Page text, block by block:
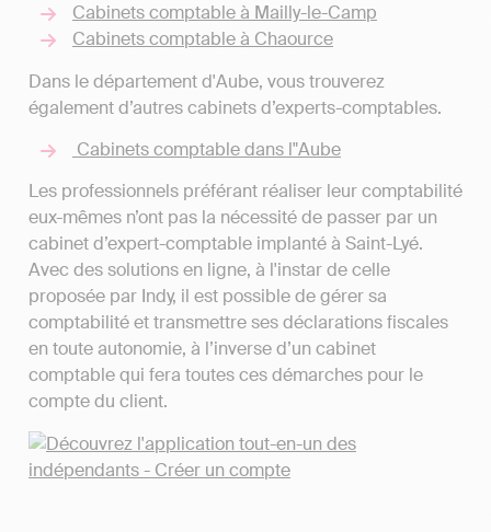
Cabinets comptable à Mailly-le-Camp
Cabinets comptable à Chaource
Dans le département d'Aube, vous trouverez
également d’autres cabinets d’experts-comptables.
Cabinets comptable dans l"Aube
Les professionnels préférant réaliser leur comptabilité
eux-mêmes n’ont pas la nécessité de passer par un
cabinet d’expert-comptable implanté à Saint-Lyé.
Avec des solutions en ligne, à l'instar de celle
proposée par Indy, il est possible de gérer sa
comptabilité et transmettre ses déclarations fiscales
en toute autonomie, à l’inverse d’un cabinet
comptable qui fera toutes ces démarches pour le
compte du client.